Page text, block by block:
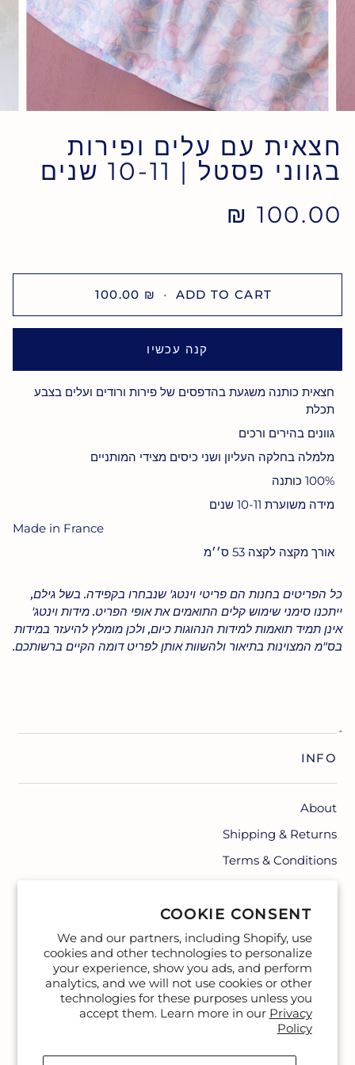
COOKIE CONSENT
We and our partners, including Shopify, use
cookies and other technologies to personalize
your experience, show you ads, and perform
analytics, and we will not use cookies or other
technologies for these purposes unless you
accept them. Learn more in our Privacy
Policy
חצאית עם עלים ופירות
בגווני פסטל | 10-11 שנים
100.00 ₪
ADD TO CART
•
100.00 ₪
קנה עכשיו
חצאית כותנה משגעת בהדפסים של פירות ורודים ועלים בצבע
תכלת
גוונים בהירים ורכים
מלמלה בחלקה העליון ושני כיסים מצידי המותניים
100% כותנה
מידה משוערת 10-11 שנים
Made in France
אורך מקצה לקצה 53 ס׳׳מ
כל הפריטים בחנות הם פריטי וינטג' שנבחרו בקפידה. בשל גילם,
ייתכנו סימני שימוש קלים התואמים את אופי הפריט. מידות וינטג'
אינן תמיד תואמות למידות הנהוגות כיום, ולכן מומלץ להיעזר במידות
בס"מ המצוינות בתיאור ולהשוות אותן לפריט דומה הקיים ברשותכם.
INFO
About
Shipping & Returns
Terms & Conditions